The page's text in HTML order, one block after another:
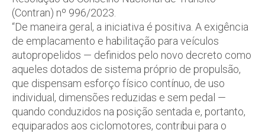
(Contran) nº 996/2023.
“De maneira geral, a iniciativa é positiva. A exigência
de emplacamento e habilitação para veículos
autopropelidos — definidos pelo novo decreto como
aqueles dotados de sistema próprio de propulsão,
que dispensam esforço físico contínuo, de uso
individual, dimensões reduzidas e sem pedal —
quando conduzidos na posição sentada e, portanto,
equiparados aos ciclomotores, contribui para o